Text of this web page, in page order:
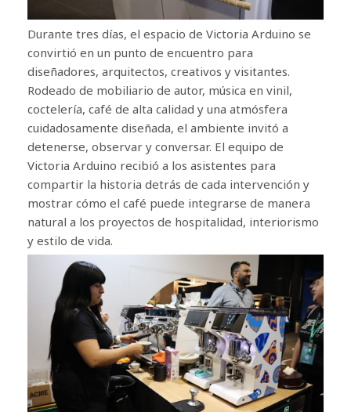
Durante tres días, el espacio de Victoria Arduino se
convirtió en un punto de encuentro para
diseñadores, arquitectos, creativos y visitantes.
Rodeado de mobiliario de autor, música en vinil,
coctelería, café de alta calidad y una atmósfera
cuidadosamente diseñada, el ambiente invitó a
detenerse, observar y conversar. El equipo de
Victoria Arduino recibió a los asistentes para
compartir la historia detrás de cada intervención y
mostrar cómo el café puede integrarse de manera
natural a los proyectos de hospitalidad, interiorismo
y estilo de vida.